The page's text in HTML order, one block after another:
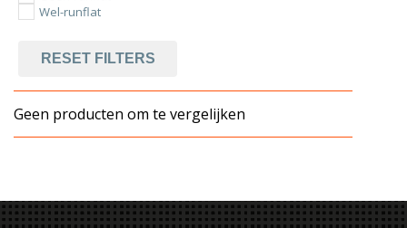
Wel-runflat
RESET FILTERS
Geen producten om te vergelijken